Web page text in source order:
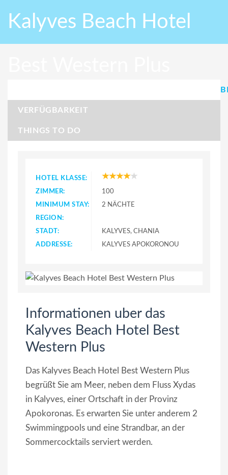
Kalyves Beach Hotel
VERFÜGBARKEIT
THINGS TO DO
HOTEL KLASSE:
ZIMMER:
100
MINIMUM STAY:
2 NÄCHTE
REGION:
STADT:
KALYVES, CHANIA
ADDRESSE:
KALYVES APOKORONOU
Informationen uber das
Kalyves Beach Hotel Best
Western Plus
Das Kalyves Beach Hotel Best Western Plus
begrüßt Sie am Meer, neben dem Fluss Xydas
in Kalyves, einer Ortschaft in der Provinz
Apokoronas. Es erwarten Sie unter anderem 2
Swimmingpools und eine Strandbar, an der
Sommercocktails serviert werden.